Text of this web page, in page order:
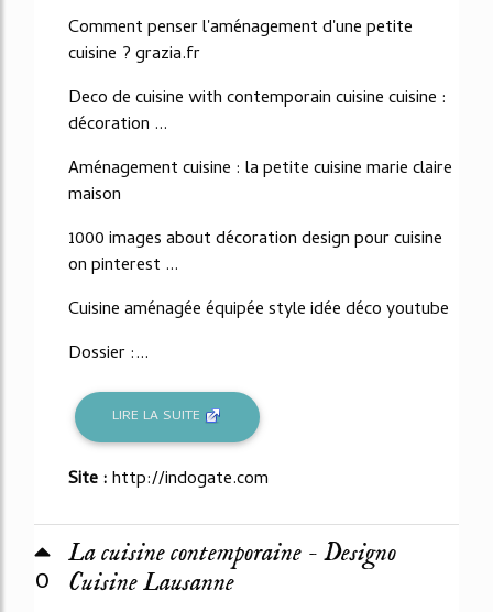
Comment penser l'aménagement d'une petite
cuisine ? grazia.fr
Deco de cuisine with contemporain cuisine cuisine :
décoration ...
Aménagement cuisine : la petite cuisine marie claire
maison
1000 images about décoration design pour cuisine
on pinterest ...
Cuisine aménagée équipée style idée déco youtube
Dossier :...
LIRE LA SUITE
Site :http://indogate.com
0
La cuisine contemporaine - Designo
Cuisine Lausanne